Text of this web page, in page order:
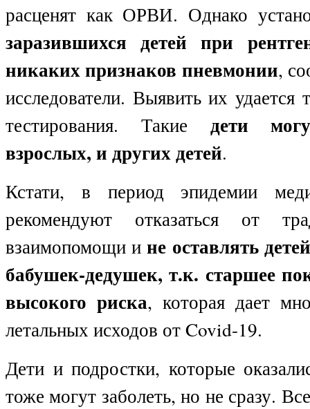
расценят как ОРВИ. Однако
заразившихся детей при
никаких признаков пневмонии,
исследователи. Выявить их
тестирования. Такие дети
взрослых, и других детей.
Кстати, в период эпидемии
рекомендуют отказаться от
взаимопомощи ине оставлять
бабушек-дедушек, т.к. старшее
высокого риска, которая дает
летальных исходов отCovid-19.
Дети и подростки, которые
тоже могут заболеть, но не сразу.